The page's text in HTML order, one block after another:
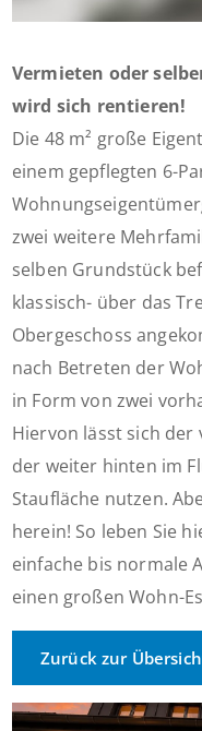
Vermieten oder
wird sich rentieren!
Die 48 m² große
einem gepflegten 6-
zwei weitere
selben Grundstück
klassisch- über das
Obergeschoss
nach Betreten der
in Form von zwei
Hiervon lässt sich
der weiter hinten im
Staufläche nutzen.
herein! So leben Sie
einfache bis normale
einen großen Wohn-
Zurück zur